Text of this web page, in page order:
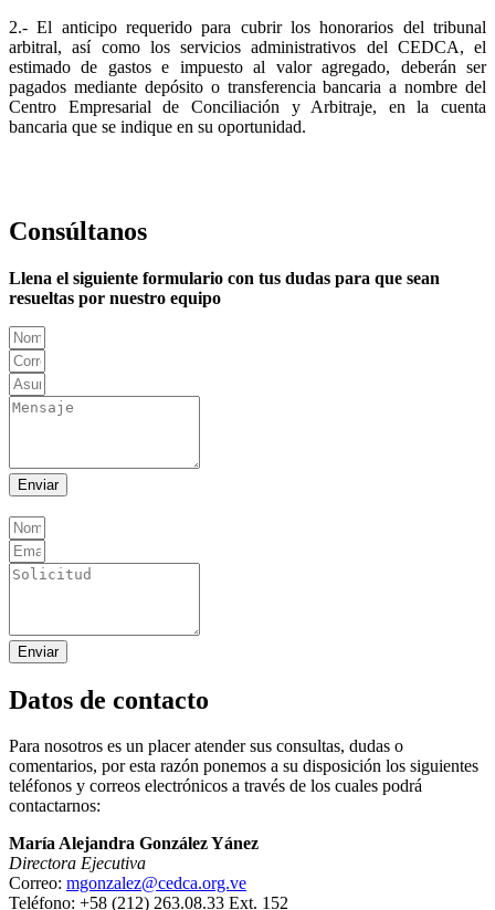
2.- El anticipo requerido para cubrir los honorarios del tribunal
arbitral, así como los servicios administrativos del CEDCA, el
estimado de gastos e impuesto al valor agregado, deberán ser
pagados mediante depósito o transferencia bancaria a nombre del
Centro Empresarial de Conciliación y Arbitraje, en la cuenta
bancaria que se indique en su oportunidad.
Consúltanos
Llena el siguiente formulario con tus dudas para que sean
resueltas por nuestro equipo
Enviar
Enviar
Datos de contacto
Para nosotros es un placer atender sus consultas, dudas o
comentarios, por esta razón ponemos a su disposición los siguientes
teléfonos y correos electrónicos a través de los cuales podrá
contactarnos:
María Alejandra González Yánez
Directora Ejecutiva
Correo: mgonzalez@cedca.org.ve
Teléfono: +58 (212) 263.08.33 Ext. 152